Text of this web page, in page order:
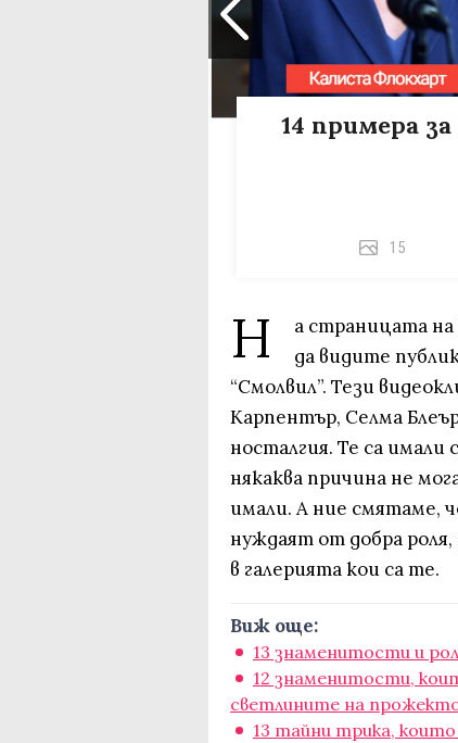
14 примера
15
Н
а страницата
да видите
“Смолвил”. Тези
Карпентър, Селма
носталгия. Те са
някаква причина не
имали. А ние смятаме,
нуждаят от добра
в галерията кои са те.
Виж още:
13 знаменитости и
12 знаменитости,
светлините на
13 тайни трика,